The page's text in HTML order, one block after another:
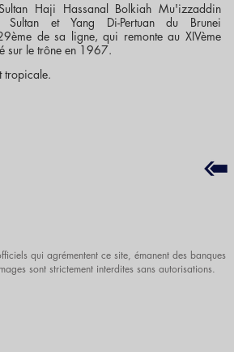
Haji Hassanal Bolkiah Mu'izzaddin
Sultan et Yang Di-Pertuan du Brunei
de sa ligne, qui remonte au XIVème
sur le trône en 1967.
tropicale.
qui agrémentent ce site, émanent des banques
sont strictement interdites sans autorisations.